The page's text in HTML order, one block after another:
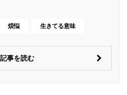
煩悩 生きてる意味
記事を読む